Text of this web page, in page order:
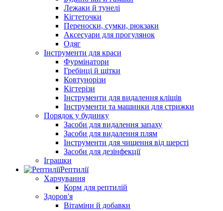
Лежаки й тунелі
Кігтеточки
Переноски, сумки, рюкзаки
Аксесуари для прогулянок
Одяг
Інструменти для краси
Фурмінатори
Гребінці й щітки
Ковтунорізи
Кігтерізи
Інструменти для видалення кліщів
Інструменти та машинки для стрижки
Порядок у будинку
Засоби для видалення запаху
Засоби для видалення плям
Інструменти для чищення від шерсті
Засоби для дезінфекції
Іграшки
Рептилії
Харчування
Корм для рептилій
Здоров'я
Вітаміни й добавки